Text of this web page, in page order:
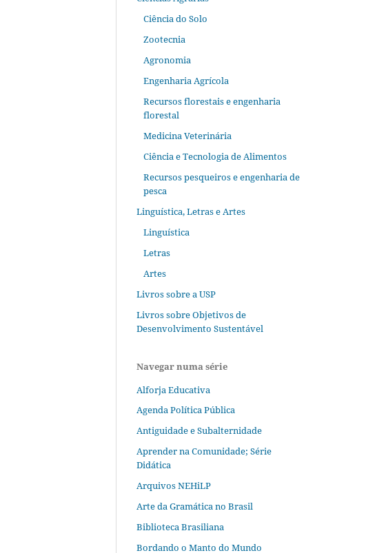
Ciência do Solo
Zootecnia
Agronomia
Engenharia Agrícola
Recursos florestais e engenharia
florestal
Medicina Veterinária
Ciência e Tecnologia de Alimentos
Recursos pesqueiros e engenharia de
pesca
Linguística, Letras e Artes
Linguística
Letras
Artes
Livros sobre a USP
Livros sobre Objetivos de
Desenvolvimento Sustentável
Navegar numa série
Alforja Educativa
Agenda Política Pública
Antiguidade e Subalternidade
Aprender na Comunidade; Série
Didática
Arquivos NEHiLP
Arte da Gramática no Brasil
Biblioteca Brasiliana
Bordando o Manto do Mundo